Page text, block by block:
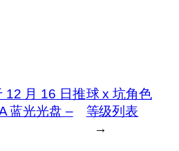
12 月 16 日推
蓝光光盘 –
球 x 坑角色
等级列表
→